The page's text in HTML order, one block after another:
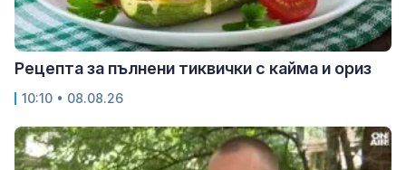
Рецепта за пълнени тиквички с кайма и ориз
10:10 • 08.08.26